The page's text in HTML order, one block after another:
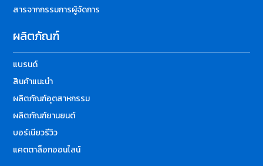
สารจากกรรมการผู้จัดการ
ผลิตภัณฑ์
แบรนด์
สินค้าแนะนำ
ผลิตภัณฑ์อุตสาหกรรม
ผลิตภัณฑ์ยานยนต์
บอร์เนียวรีวิว
แคตตาล็อกออนไลน์